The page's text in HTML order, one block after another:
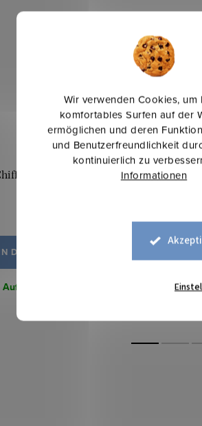
Wir verwenden Cookies, um
komfortables Surfen auf der
ermöglichen und deren
und Benutzerfreundlichkeit
kontinuierlich zu
Informationen
Mil - Schwarz
DEN WARENKORB
Auf Lager